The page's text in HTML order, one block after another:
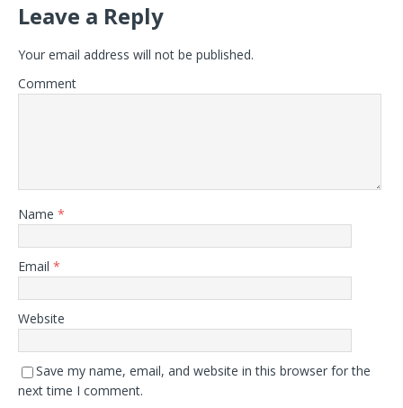
Leave a Reply
Your email address will not be published.
Comment
Name *
Email *
Website
Save my name, email, and website in this browser for the
next time I comment.